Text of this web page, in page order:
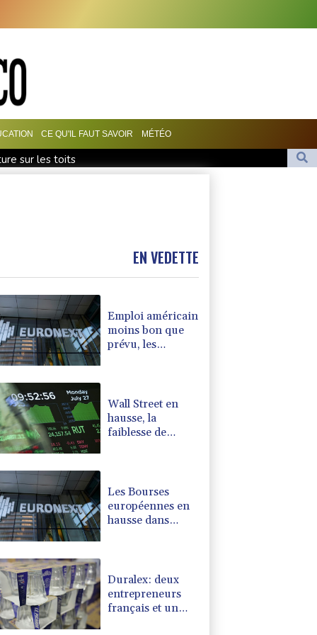
CE QU'IL FAUT SAVOIR MÉTÉO
sur les toits
la faiblesse de l'emploi nourrit l'espoir d'une Fed plus conciliante
judiciaire sur les futurs appareils du créateur de ChatGPT
Corruption visant Bally Bagayoko
EN VEDETTE
Emploi américain
moins bon que
prévu, les
Wall Street en
hausse, la
faiblesse de
Les Bourses
européennes en
hausse dans
américain
Duralex: deux
entrepreneurs
français et un